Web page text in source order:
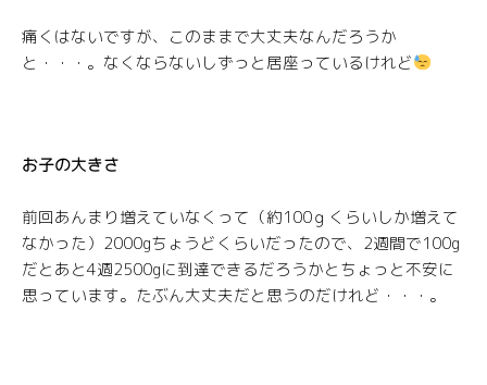
痛くはないですが、このままで大丈夫なんだろうか
と・・・。なくならないしずっと居座っているけれど
お子の大きさ
前回あんまり増えていなくって（約100ｇくらいしか増えて
なかった）2000gちょうどくらいだったので、2週間で100g
だとあと4週2500gに到達できるだろうかとちょっと不安に
思っています。たぶん大丈夫だと思うのだけれど・・・。